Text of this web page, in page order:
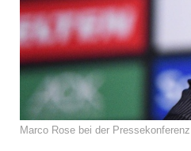
Marco Rose bei der